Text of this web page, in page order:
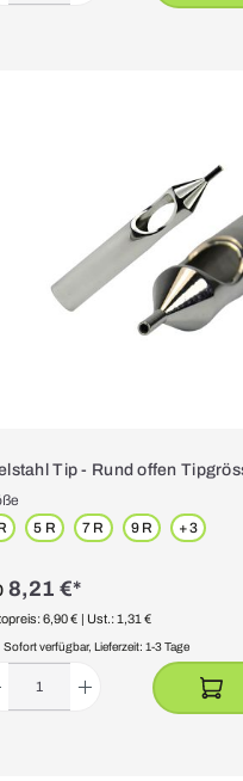
Tip - Rund offen
5 R 7 R 9 R +3
8,21 €*
6,90 € | Ust.: 1,31 €
Sofort verfügbar, Lieferzeit: 1-3 Tage